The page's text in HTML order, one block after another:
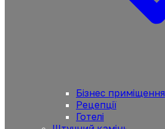
Бізнес приміщення
Рецепції
Готелі